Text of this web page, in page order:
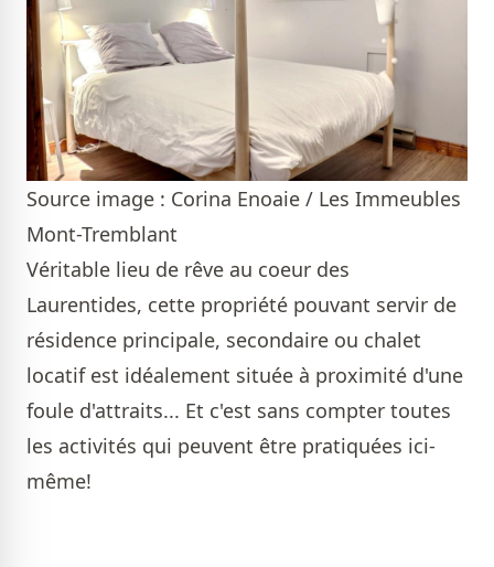
Source image : Corina Enoaie / Les Immeubles
Mont-Tremblant
Véritable lieu de rêve au coeur des
Laurentides, cette propriété pouvant servir de
résidence principale, secondaire ou chalet
locatif est idéalement située à proximité d'une
foule d'attraits... Et c'est sans compter toutes
les activités qui peuvent être pratiquées ici-
même!